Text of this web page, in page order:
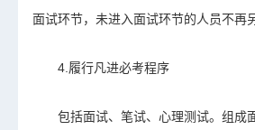
面试环节，未进入面试环节的人员不再
4.履行凡进必考程序
包括面试、笔试、心理测试。组成